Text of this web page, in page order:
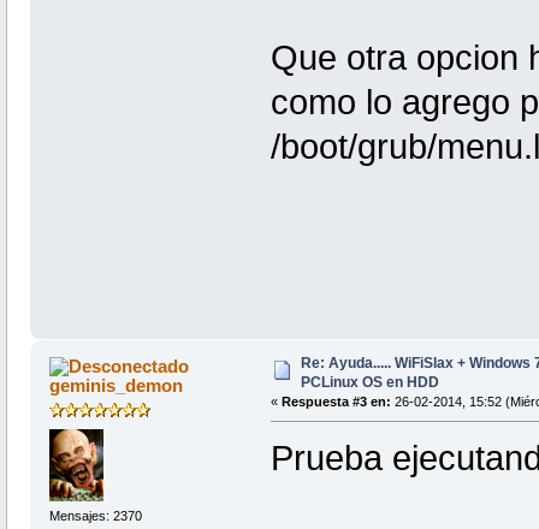
Que otra opcion
como lo agrego
/boot/grub/
geminis_demon
Mensajes: 2370
Re: Ayuda..... WiFiSlax + Windows
PCLinux OS en HDD
« Respuesta #3 en: 26-02-2014, 15:52
Prueba